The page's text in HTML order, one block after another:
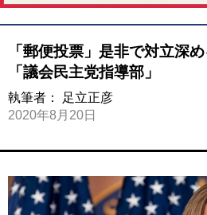
「郵便投票」是非で対立深
「議会民主党指導部」
執筆者：
足立正彦
2020年8月20日